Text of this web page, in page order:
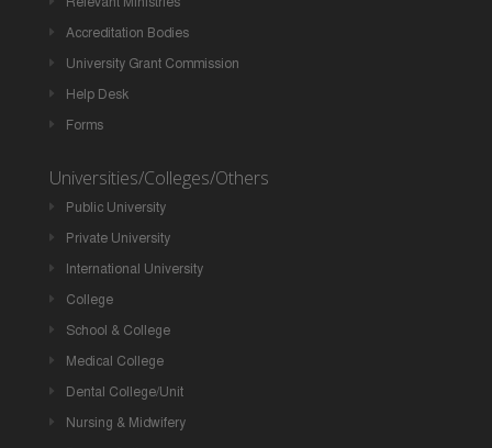
Accreditation Bodies
University Grant Commission
Help Desk
Forms
Universities/Colleges/Others
Public University
Private University
International University
College
School & College
Medical College
Dental College/Unit
Nursing & Midwifery